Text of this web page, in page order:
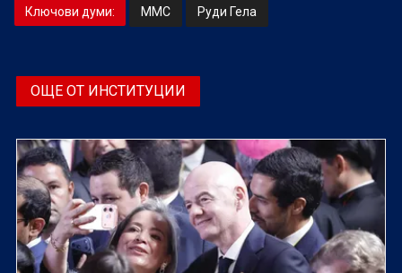
Ключови думи: ММС Руди Гела
ОЩЕ ОТ ИНСТИТУЦИИ